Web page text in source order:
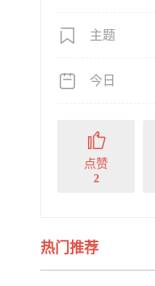
主题
今日
点赞
2
热门推荐